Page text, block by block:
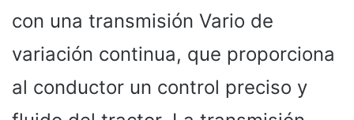
con una transmisión Vario de
variación continua, que proporciona
al conductor un control preciso y